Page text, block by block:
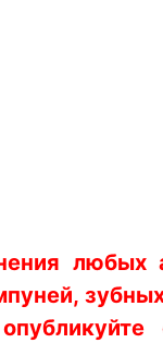
любых